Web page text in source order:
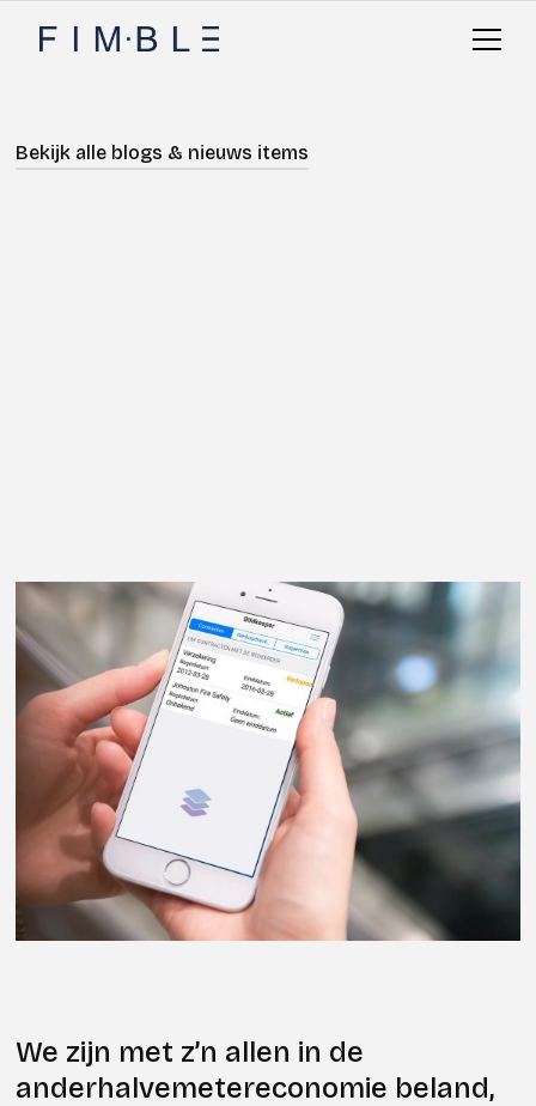
Bekijk alle blogs & nieuws items
We zijn met z’n allen in de
anderhalvemetereconomie beland,